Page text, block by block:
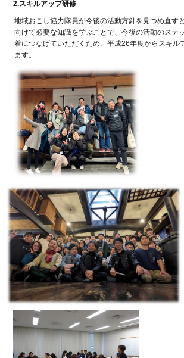
2.スキルアップ研修
地域おこし協力隊員が今後の活動方針を見つめ直す
向けて必要な知識を学ぶことで、今後の活動のステ
着につなげていただくため、平成26年度からスキル
ます。